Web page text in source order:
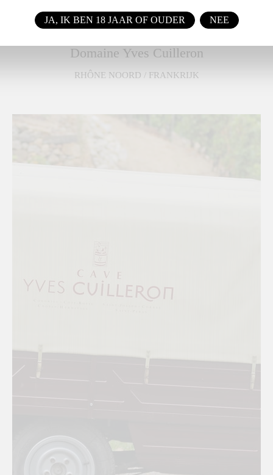
Domaine Yves Cuilleron
RHÔNE NOORD / FRANKRIJK
JA, IK BEN 18 JAAR OF OUDER NEE